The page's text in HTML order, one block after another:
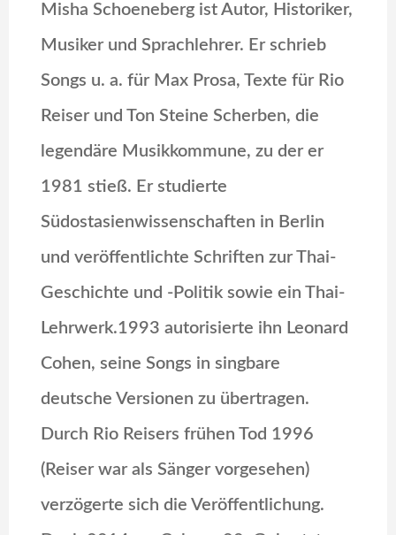
Misha Schoeneberg ist Autor, Historiker,
Musiker und Sprachlehrer. Er schrieb
Songs u. a. für Max Prosa, Texte für Rio
Reiser und Ton Steine Scherben, die
legendäre Musikkommune, zu der er
1981 stieß. Er studierte
Südostasienwissenschaften in Berlin
und veröffentlichte Schriften zur Thai-
Geschichte und -Politik sowie ein Thai-
Lehrwerk.1993 autorisierte ihn Leonard
Cohen, seine Songs in singbare
deutsche Versionen zu übertragen.
Durch Rio Reisers frühen Tod 1996
(Reiser war als Sänger vorgesehen)
verzögerte sich die Veröffentlichung.